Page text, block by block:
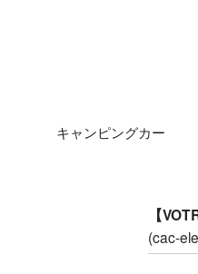
キャンピングカー
【
(cac-